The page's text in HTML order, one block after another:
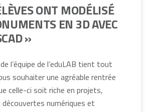
ONT MODÉLISÉ
EN 3D AVEC
»
l’équipe de l’eduLAB tient tout
souhaiter une agréable rentrée
celle-ci soit riche en projets,
numériques et